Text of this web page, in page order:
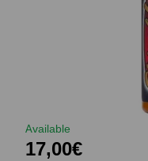
Available
17,00€